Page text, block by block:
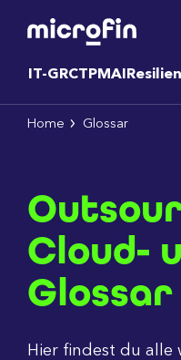
IT-GRCTPMAI
Home Glossar
Cloud-
Glossar
Hier findest du alle